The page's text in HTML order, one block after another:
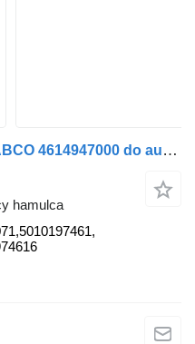
Zawór sterujący hamulca WABCO 4614947000 do autobusu Renault
hamulca